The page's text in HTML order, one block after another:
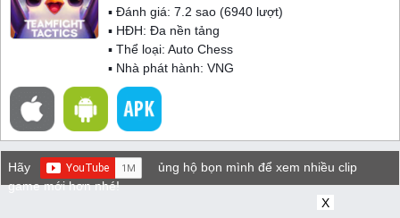
▪ Đánh giá: 7.2 sao (6940 lượt)
▪ HĐH: Đa nền tảng
▪ Thể loại: Auto Chess
▪ Nhà phát hành: VNG
Hãy
ủng hộ bọn mình để xem nhiều clip
game mới hơn nhé!
X